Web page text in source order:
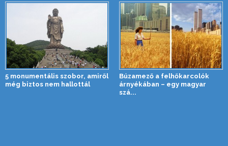
5 monumentális szobor, amiről
még biztos nem hallottál
Búzamező a felhőkarcolók
árnyékában – egy magyar
szá...